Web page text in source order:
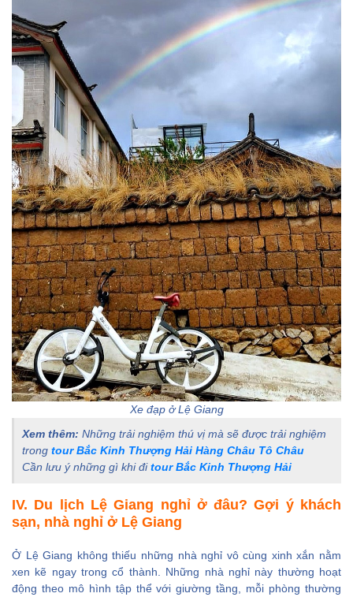
Xe đạp ở Lệ Giang
Xem thêm: Những trải nghiệm thú vị mà sẽ được trải nghiệm
trong tour Bắc Kinh Thượng Hải Hàng Châu Tô Châu
Cần lưu ý những gì khi đitour Bắc Kinh Thượng Hải
IV. Du lịch Lệ Giang nghỉ ở đâu? Gợi ý khách
sạn, nhà nghỉ ở Lệ Giang
Ở Lệ Giang không thiếu những nhà nghỉ vô cùng xinh xắn nằm
xen kẽ ngay trong cổ thành. Những nhà nghỉ này thường hoạt
động theo mô hình tập thể với giường tầng, mỗi phòng thường